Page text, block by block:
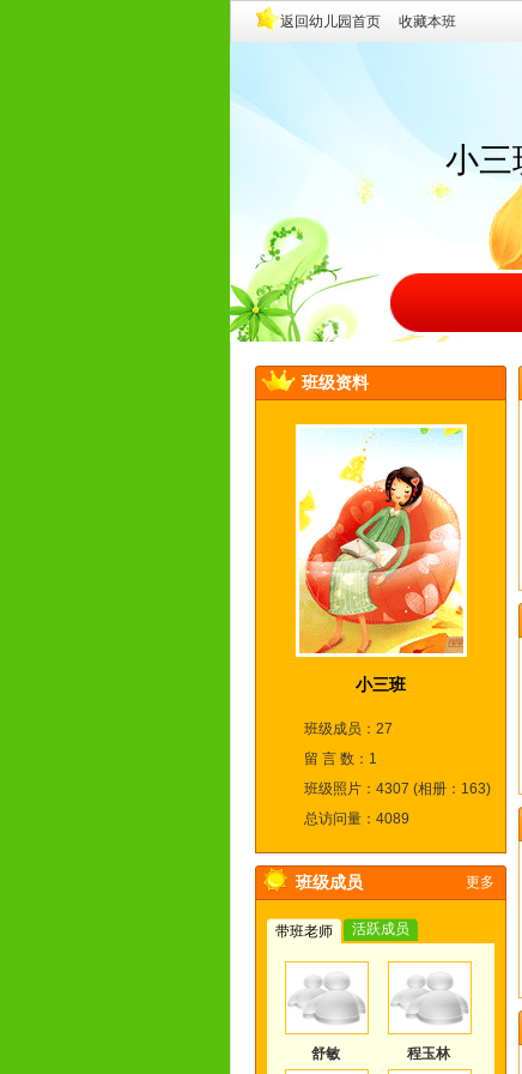
小三
班级资料
小三班
班级成员：27
留 言 数：1
班级照片：4307 (相册：163)
总访问量：4089
班级成员 更多
带班老师 活跃成员
舒敏 程玉林